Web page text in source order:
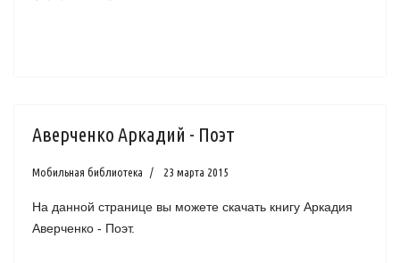
Аверченко Аркадий - Поэт
Мобильная библиотека 23 марта 2015
На данной странице вы можете скачать книгу Аркадия
Аверченко - Поэт.